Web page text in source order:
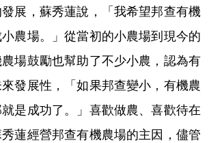
展，蘇秀蓮說，「我希望邦查有機
農場。」從當初的小農場到現今的
場鼓勵也幫助了不少小農，認為有
發展性，「如果邦查變小，有機農
是成功了。」 喜歡做農、喜歡待在
蓮經營邦查有機農場的主因，儘管